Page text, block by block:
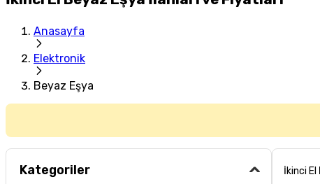
Anasayfa
Elektronik
Beyaz Eşya
Kategoriler İkinci El